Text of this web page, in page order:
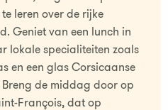
leren over de rijke
Geniet van een lunch in
lokale specialiteiten zoals
en een glas Corsicaanse
de middag door op
François, dat op